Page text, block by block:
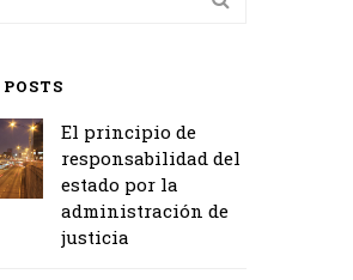
El principio de
responsabilidad del
estado por la
administración de
justicia